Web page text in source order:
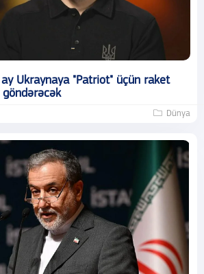
Ukraynaya "Patriot" üçün raket
Dünya